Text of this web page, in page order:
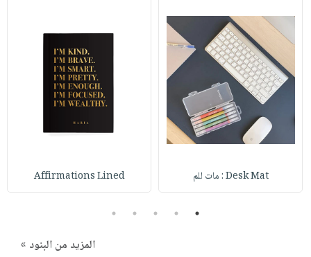
Desk Mat : مات للم Affirmations Lined
1
2
3
4
5
المزيد من البنود »